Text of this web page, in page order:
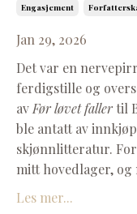
Engasjement
Jan 29, 2026
Det var en
ferdigstille og
avFør løvet fallertil
ble antatt av
skjønnlitteratur.
mitt hovedlager, og
Les mer...